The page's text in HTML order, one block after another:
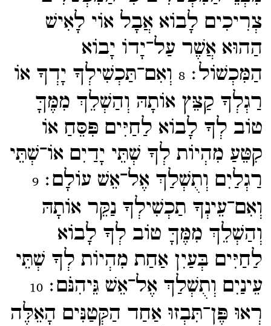
צְרִיכִים לָבוֹא אֲבָל אוֹי לָאִישׁ
הַהוּא אֲשֶׁר עַל־​יָדוֹ יָבוֹא
הַמִּכְשׁוֹל׃8 וְאִם־​תַּכְשִׁילְךָ יָדְךָ אוֹ
רַגְלְךָ קַצֵּץ אוֹתָהּ וְהַשְׁלֵךְ מִמֶּךָּ
טוֹב לְךָ לָבוֹא לַחַיִּים פִּסֵּחַ אוֹ
קִטֵּעַ מִהְיוֹת לְךָ שְׁתֵּי יָדַיִם אוֹ־​שְׁתֵּי
רַגְלַיִם וְתֻשְׁלַךְ אֶל־​אֵשׁ עוֹלָם׃9
וְאִם־​עֵינְךָ תַכְשִׁילְךָ נַקֵּר אוֹתָהּ
וְהַשְׁלֵךְ מִמֶּךָּ טוֹב לְךָ לָבוֹא
לַחַיִּים בְּעַיִן אַחַת מִהְיוֹת לְךָ שְׁתֵּי
עֵינַיִם וְתֻשְׁלַךְ אֶל־​אֵשׁ גֵּיהִנֹּם׃10
רְאוּ פֶּן־​תִּבְזוּ אַחַד הַקְּטַנִּים הָאֵלֶּה